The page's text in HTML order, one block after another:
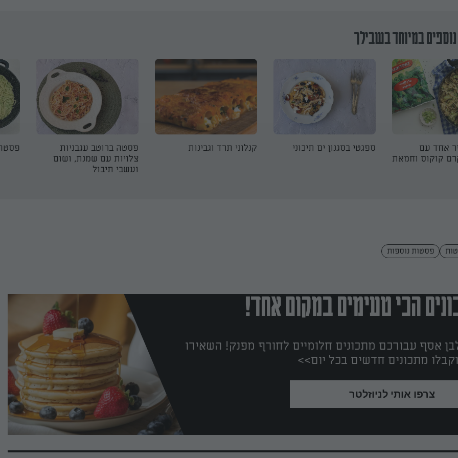
במיוחד בשבילך
אחד עם
קוקוס וחמאת
ספגטי בסגנון ים תיכוני קנלוני תרד וגבינות
פסטה ברוטב עגבניות
צלויות עם שמנת, ושום
ועשבי תיבול
פסטות נוספות
הכי טעימים במקום אחד!
אסף עבורכם מתכונים חלומיים לחורף מפנק! השאירו
מתכונים חדשים בכל יום>>
צרפו אותי לניוזלטר